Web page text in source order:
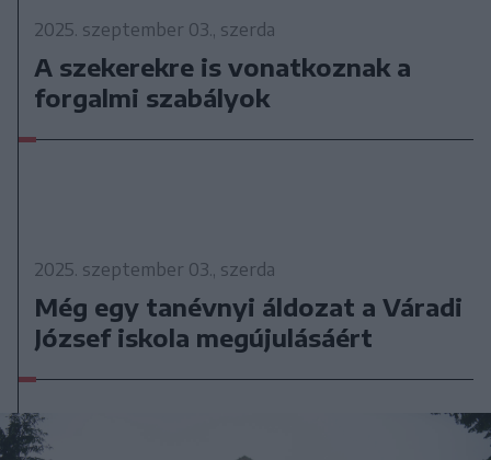
2025. szeptember 03., szerda
A szekerekre is vonatkoznak a
forgalmi szabályok
2025. szeptember 03., szerda
Még egy tanévnyi áldozat a Váradi
József iskola megújulásáért